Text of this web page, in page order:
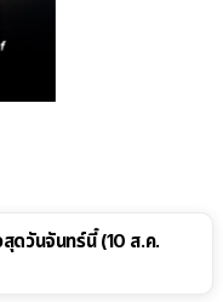
ดวันจันทร์นี้ (10 ส.ค.